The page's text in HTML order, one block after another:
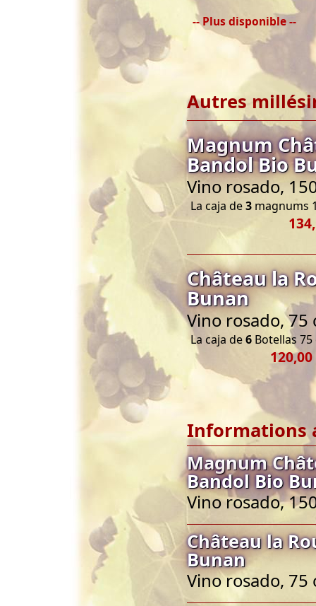
-- Plus disponible --
Autres
Magnum
Bandol Bio
Vino rosado,
La caja de3 magnums
Château la
Bunan
Vino rosado, 75
La caja de6 Botellas 75
120,00
Informations
Magnum
Bandol Bio
Vino rosado,
Château la
Bunan
Vino rosado, 75